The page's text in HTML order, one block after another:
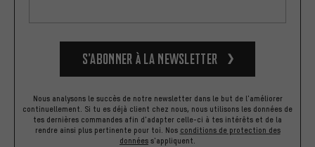
S’abonner à la newsletter
Nous analysons le succès de notre newsletter dans le but de l'améliorer
continuellement. Si tu es déjà client chez nous, nous utilisons les données de
tes dernières commandes afin d'adapter celle-ci à tes intérêts et de la
rendre ainsi plus pertinente pour toi. Nos conditions de protection des
données s'appliquent.